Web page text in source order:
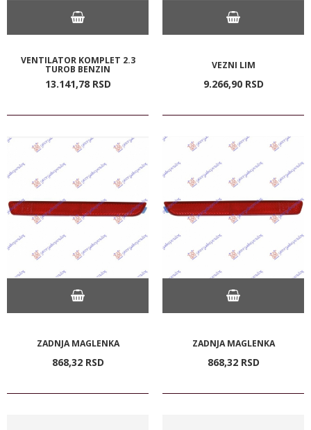
VENTILATOR KOMPLET 2.3
TUROB BENZIN
13.141,78 RSD
VEZNI LIM
9.266,90 RSD
ZADNJA MAGLENKA
868,32 RSD
ZADNJA MAGLENKA
868,32 RSD